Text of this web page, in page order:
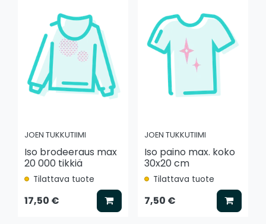
JOEN TUKKUTIIMI
Iso brodeeraus max
20 000 tikkiä
Tilattava tuote
17,50 € Lisää koriin
JOEN TUKKUTIIMI
Iso paino max. koko
30x20 cm
Tilattava tuote
7,50 € Lisää